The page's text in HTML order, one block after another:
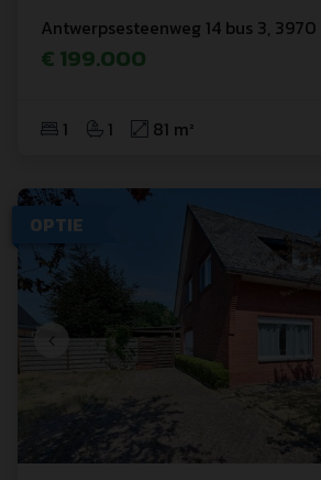
Antwerpsesteenweg 14 bus 3, 3970
€ 199.000
1 1 81 m²
OPTIE